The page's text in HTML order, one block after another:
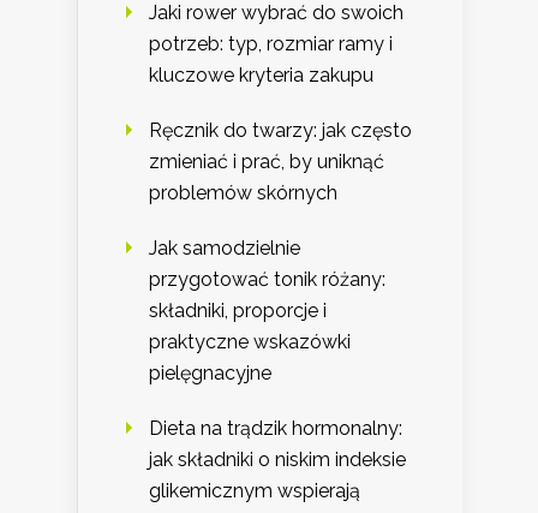
Jaki rower wybrać do swoich
potrzeb: typ, rozmiar ramy i
kluczowe kryteria zakupu
Ręcznik do twarzy: jak często
zmieniać i prać, by uniknąć
problemów skórnych
Jak samodzielnie
przygotować tonik różany:
składniki, proporcje i
praktyczne wskazówki
pielęgnacyjne
Dieta na trądzik hormonalny:
jak składniki o niskim indeksie
glikemicznym wspierają